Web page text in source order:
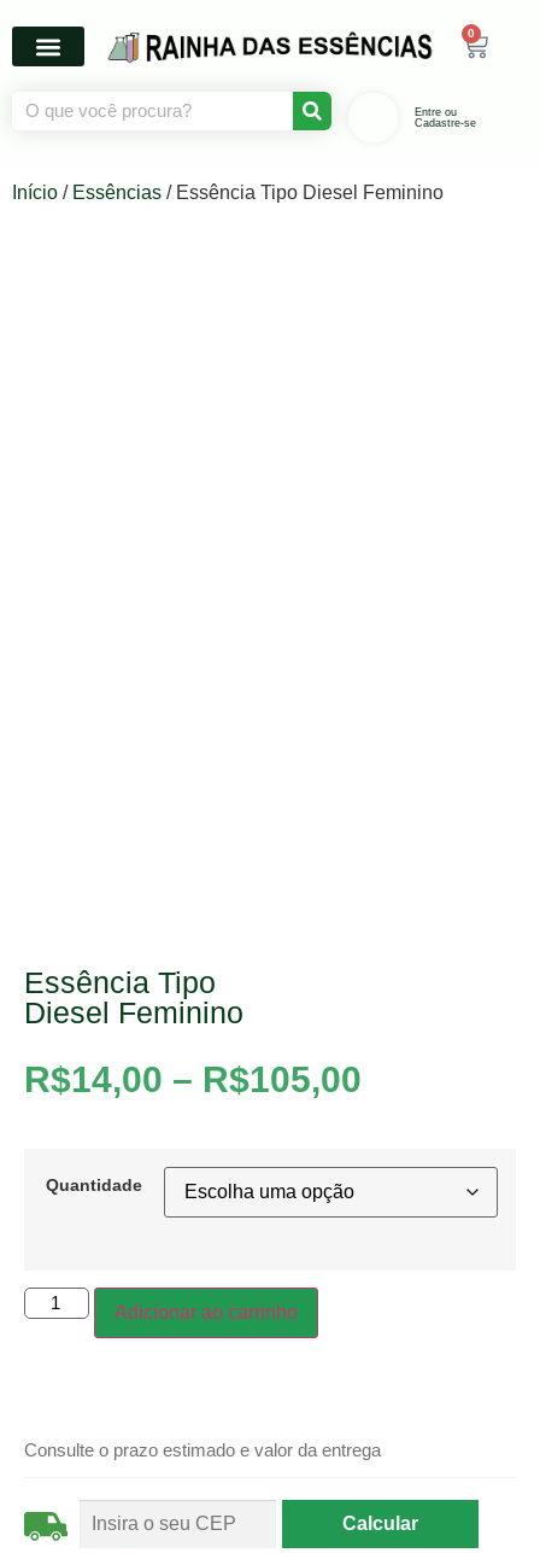
0
Entre ou
Cadastre-se
Início / Essências / Essência Tipo Diesel Feminino
Essência Tipo
Diesel Feminino
R$14,00 – R$105,00
Quantidade
Adicionar ao carrinho
Consulte o prazo estimado e valor da entrega